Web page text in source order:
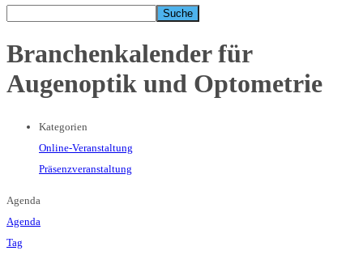
Branchenkalender für
Augenoptik und Optometrie
Kategorien
Online-Veranstaltung
Präsenzveranstaltung
Agenda
Agenda
Tag